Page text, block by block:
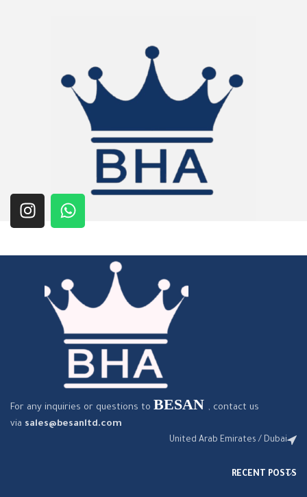
For any inquiries or questions to BESAN , contact us
via sales@besanltd.com
United Arab Emirates / Dubai
RECENT POSTS